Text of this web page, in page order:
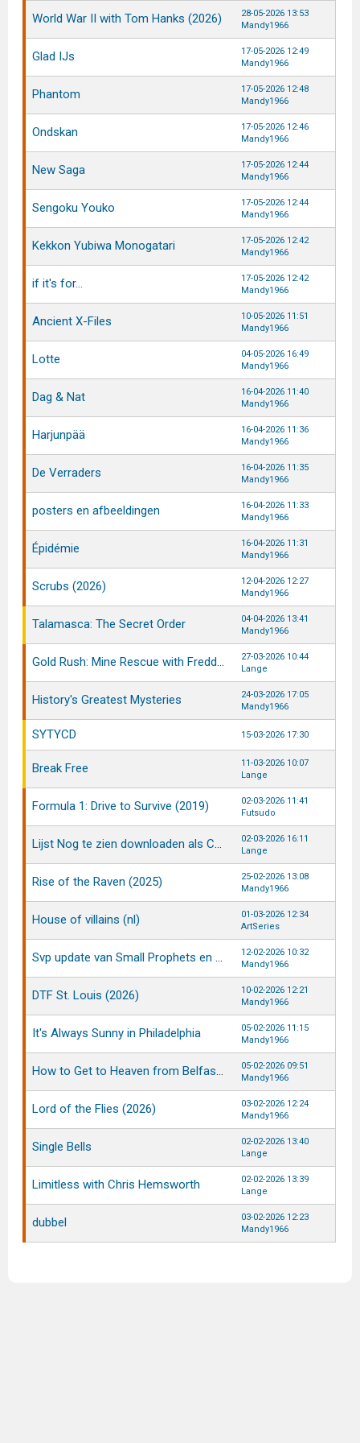
World War II with Tom Hanks (2026)
28-05-2026 13:53
Mandy1966
Glad IJs
17-05-2026 12:49
Mandy1966
Phantom
17-05-2026 12:48
Mandy1966
Ondskan
17-05-2026 12:46
Mandy1966
New Saga
17-05-2026 12:44
Mandy1966
Sengoku Youko
17-05-2026 12:44
Mandy1966
Kekkon Yubiwa Monogatari
17-05-2026 12:42
Mandy1966
if it's for...
17-05-2026 12:42
Mandy1966
Ancient X-Files
10-05-2026 11:51
Mandy1966
Lotte
04-05-2026 16:49
Mandy1966
Dag & Nat
16-04-2026 11:40
Mandy1966
Harjunpää
16-04-2026 11:36
Mandy1966
De Verraders
16-04-2026 11:35
Mandy1966
posters en afbeeldingen
16-04-2026 11:33
Mandy1966
Épidémie
16-04-2026 11:31
Mandy1966
Scrubs (2026)
12-04-2026 12:27
Mandy1966
Talamasca: The Secret Order
04-04-2026 13:41
Mandy1966
Gold Rush: Mine Rescue with Freddy & Juan
27-03-2026 10:44
Lange
History's Greatest Mysteries
24-03-2026 17:05
Mandy1966
SYTYCD 15-03-2026 17:30
Break Free
11-03-2026 10:07
Lange
Formula 1: Drive to Survive (2019)
02-03-2026 11:41
Futsudo
Lijst Nog te zien downloaden als CSV bestand?
02-03-2026 16:11
Lange
Rise of the Raven (2025)
25-02-2026 13:08
Mandy1966
House of villains (nl)
01-03-2026 12:34
ArtSeries
Svp update van Small Prophets en Secret Nazi Bases
12-02-2026 10:32
Mandy1966
DTF St. Louis (2026)
10-02-2026 12:21
Mandy1966
It's Always Sunny in Philadelphia
05-02-2026 11:15
Mandy1966
How to Get to Heaven from Belfast (2026)
05-02-2026 09:51
Mandy1966
Lord of the Flies (2026)
03-02-2026 12:24
Mandy1966
Single Bells
02-02-2026 13:40
Lange
Limitless with Chris Hemsworth
02-02-2026 13:39
Lange
dubbel
03-02-2026 12:23
Mandy1966